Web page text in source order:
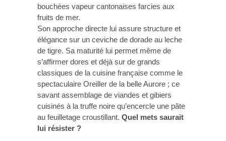
bouchées vapeur cantonaises farcies aux
fruits de mer.
Son approche directe lui assure structure et
élégance sur un ceviche de dorade au leche
de tigre. Sa maturité lui permet même de
s’affirmer dores et déjà sur de grands
classiques de la cuisine française comme le
spectaculaire Oreiller de la belle Aurore ; ce
savant assemblage de viandes et gibiers
cuisinés à la truffe noire qu’encercle une pâte
au feuilletage croustillant. Quel mets saurait
lui résister ?